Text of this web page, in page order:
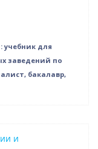
учебник для
заведений по
бакалавр,